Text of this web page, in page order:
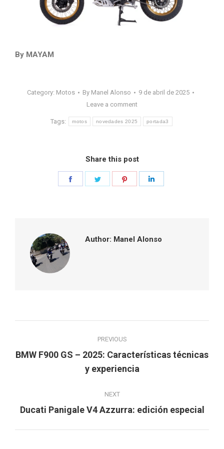
By MAYAM
Category: Motos By Manel Alonso
9 de abril de 2025
Leave a comment
Tags: motos novedades 2025 portada3
Share this post
Author: Manel Alonso
navigation
PREVIOUS
Previous
post:
BMW F900 GS – 2025: Características técnicas
y experiencia
NEXT
Next
Ducati Panigale V4 Azzurra: edición especial